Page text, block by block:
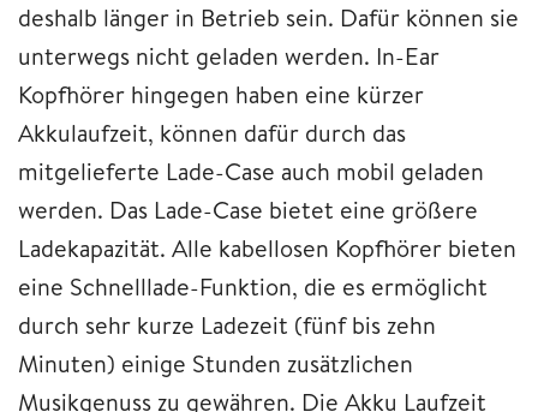
deshalb länger in Betrieb sein. Dafür können sie
unterwegs nicht geladen werden. In-Ear
Kopfhörer hingegen haben eine kürzer
Akkulaufzeit, können dafür durch das
mitgelieferte Lade-Case auch mobil geladen
werden. Das Lade-Case bietet eine größere
Ladekapazität. Alle kabellosen Kopfhörer bieten
eine Schnelllade-Funktion, die es ermöglicht
durch sehr kurze Ladezeit (fünf bis zehn
Minuten) einige Stunden zusätzlichen
Musikgenuss zu gewähren. Die Akku Laufzeit